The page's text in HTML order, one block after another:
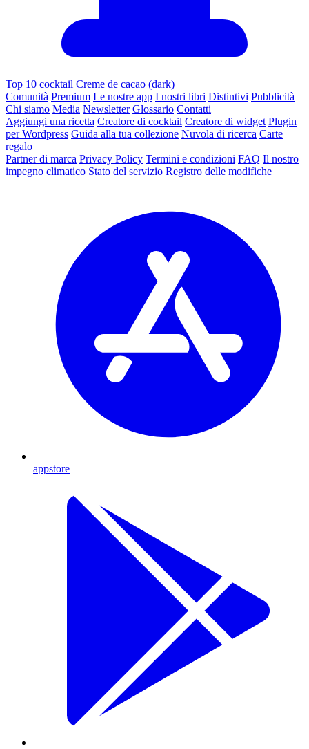
Top 10 cocktail Creme de cacao (dark)
Comunità Premium Le nostre app I nostri libri Distintivi Pubblicità
Chi siamo Media Newsletter Glossario Contatti
Aggiungi una ricetta Creatore di cocktail Creatore di widget Plugin
per Wordpress Guida alla tua collezione Nuvola di ricerca Carte
regalo
Partner di marca Privacy Policy Termini e condizioni FAQ Il nostro
impegno climatico Stato del servizio Registro delle modifiche
appstore